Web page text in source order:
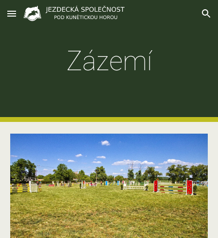
Skip to main content Skip to navigation
Zázemí